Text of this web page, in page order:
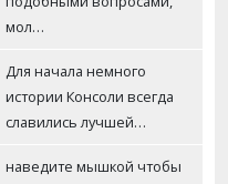
мол…
Для начала немного
истории Консоли всегда
славились лучшей…
наведите мышкой чтобы